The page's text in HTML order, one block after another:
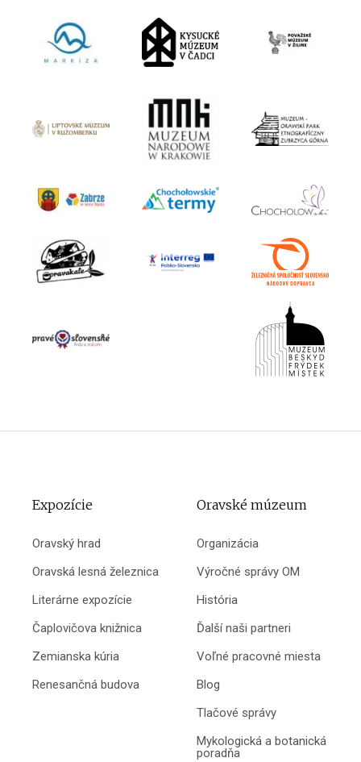
Expozície
Oravský hrad
Oravská lesná železnica
Literárne expozície
Čaplovičova knižnica
Zemianska kúria
Renesančná budova
Oravské múzeum
Organizácia
Výročné správy OM
História
Ďalší naši partneri
Voľné pracovné miesta
Blog
Tlačové správy
Mykologická a botanická
poradňa